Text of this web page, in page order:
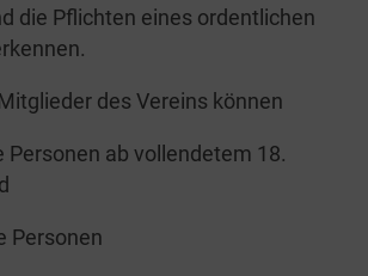
die Pflich­ten eines ordent­li­chen
des Ver­eins können
ab voll­ende­tem 18.